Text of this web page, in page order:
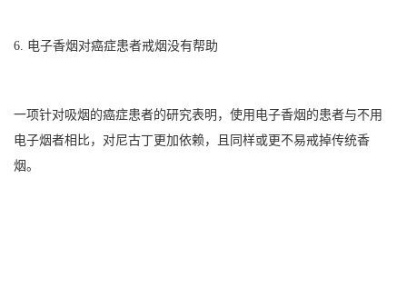
6. 电子香烟对癌症患者戒烟没有帮助
一项针对吸烟的癌症患者的研究表明，使用电子香烟的患者与不用
电子烟者相比，对尼古丁更加依赖，且同样或更不易戒掉传统香
烟。